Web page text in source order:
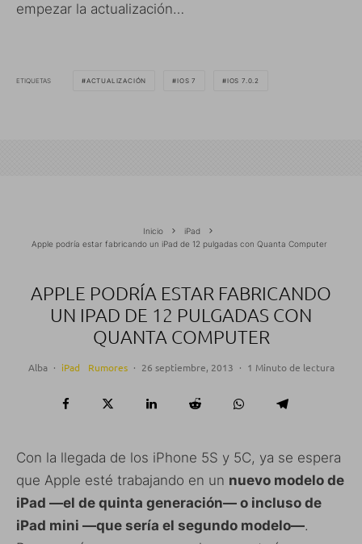
empezar la actualización…
ETIQUETAS ACTUALIZACIÓN IOS 7 IOS 7.0.2
Inicio
iPad
Apple podría estar fabricando un iPad de 12 pulgadas con Quanta Computer
APPLE PODRÍA ESTAR FABRICANDO
UN IPAD DE 12 PULGADAS CON
QUANTA COMPUTER
Alba · iPad Rumores · 26 septiembre, 2013 · 1 Minuto de lectura
Con la llegada de los iPhone 5S y 5C, ya se espera
que Apple esté trabajando en un nuevo modelo de
iPad —el de quinta generación— o incluso de
iPad mini —que sería el segundo modelo—.